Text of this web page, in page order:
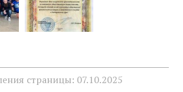
страницы: 07.10.2025